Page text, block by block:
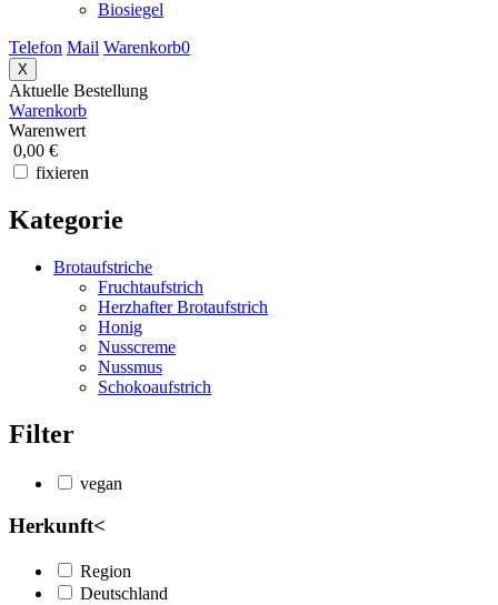
Biosiegel
Telefon Mail Warenkorb0
X
Aktuelle Bestellung
Warenkorb
Warenwert
0,00 €
fixieren
Kategorie
Brotaufstriche
Fruchtaufstrich
Herzhafter Brotaufstrich
Honig
Nusscreme
Nussmus
Schokoaufstrich
Filter
vegan
Herkunft<
Region
Deutschland